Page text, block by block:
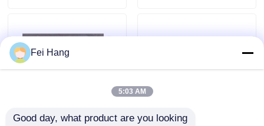
Marine-Entlüftungskopf
Marine Sea Water Strainer
Fei Hang
5:03 AM
Good day, what product are you looking